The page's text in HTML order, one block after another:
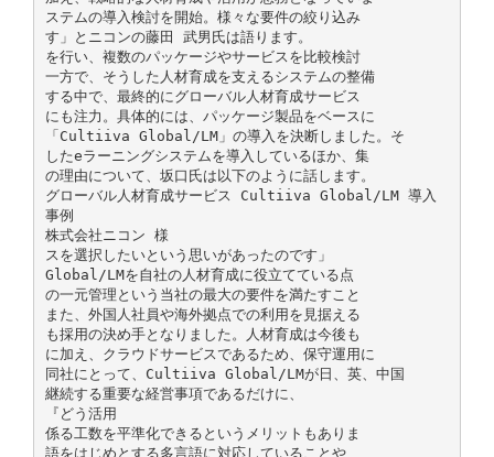
ステムの導入検討を開始。様々な要件の絞り込み
す」とニコンの藤田 武男氏は語ります。
を行い、複数のパッケージやサービスを比較検討
一方で、そうした人材育成を支えるシステムの整備
する中で、最終的にグローバル人材育成サービス
にも注力。具体的には、パッケージ製品をベースに
「Cultiiva Global/LM」の導入を決断しました。そ
したeラーニングシステムを導入しているほか、集
の理由について、坂口氏は以下のように話します。
グローバル人材育成サービス Cultiiva Global/LM 導入
事例
株式会社ニコン 様
スを選択したいという思いがあったのです」
Global/LMを自社の人材育成に役立てている点
の一元管理という当社の最大の要件を満たすこと
また、外国人社員や海外拠点での利用を見据える
も採用の決め手となりました。人材育成は今後も
に加え、クラウドサービスであるため、保守運用に
同社にとって、Cultiiva Global/LMが日、英、中国
継続する重要な経営事項であるだけに、
『どう活用
係る工数を平準化できるというメリットもありま
語をはじめとする多言語に対応していることや、